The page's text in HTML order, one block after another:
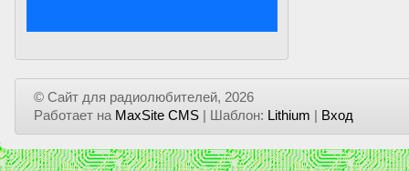
© Сайт для радиолюбителей, 2026
Работает на MaxSite CMS | Шаблон: Lithium Вход